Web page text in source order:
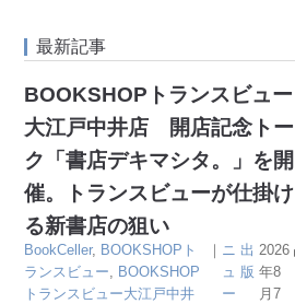
最新記事
BOOKSHOPトランスビュー
大江戸中井店 開店記念トー
ク「書店デキマシタ。」を開
催。トランスビューが仕掛け
る新書店の狙い
BookCeller, BOOKSHOPト
ランスビュー
BOOKSHOP
トランスビュー大江戸中井
｜ ニ
ュ
ー
出
版
2026
年8
月7